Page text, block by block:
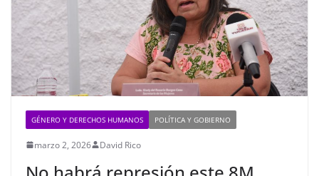
GÉNERO Y DERECHOS HUMANOS POLÍTICA Y GOBIERNO
marzo 2, 2026 David Rico